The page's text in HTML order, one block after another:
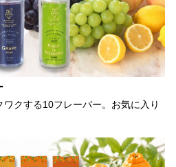
クする10フレーバー。お気に入り